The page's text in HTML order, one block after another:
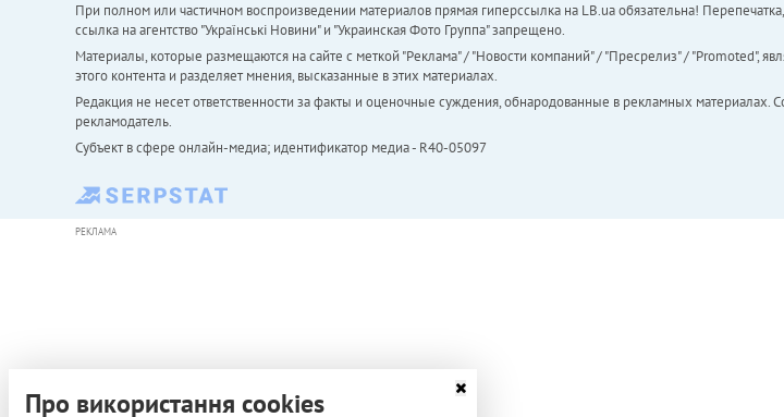
При полном или частичном воспроизведении материалов прямая гиперссылка на LB.ua обязательна!
ссылка на агентство "Українськi Новини" и "Украинская Фото Группа" запрещено.
Материалы, которые размещаются на сайте с меткой "Реклама" / "Новости компаний" / "Пресрелиз" / "Promoted",
этого контента и разделяет мнения, высказанные в этих материалах.
Редакция не несет ответственности за факты и оценочные суждения, обнародованные в рекламных материалах.
рекламодатель.
Субъект в сфере онлайн-медиа; идентификатор медиа - R40-05097
РЕКЛАМА
Про використання cookies